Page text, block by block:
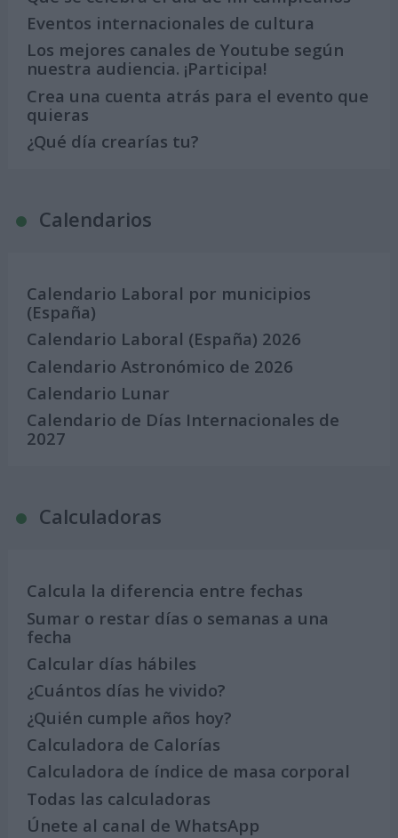
Eventos internacionales de cultura
Los mejores canales de Youtube según
nuestra audiencia. ¡Participa!
Crea una cuenta atrás para el evento que
quieras
¿Qué día crearías tu?
Calendarios
Calendario Laboral por municipios
(España)
Calendario Laboral (España) 2026
Calendario Astronómico de 2026
Calendario Lunar
Calendario de Días Internacionales de
2027
Calculadoras
Calcula la diferencia entre fechas
Sumar o restar días o semanas a una
fecha
Calcular días hábiles
¿Cuántos días he vivido?
¿Quién cumple años hoy?
Calculadora de Calorías
Calculadora de índice de masa corporal
Todas las calculadoras
Únete al canal de WhatsApp